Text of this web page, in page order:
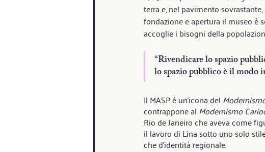
terra e, nel pavimento
fondazione e apertura il museo è
accoglie i bisogni della
“Rivendicare lo spazio
lo spazio pubblico è il modo
Il MASP è un’icona del
contrappone al Modernismo
Rio de Janeiro che aveva come
il lavoro di Lina sotto uno solo
che d'identità regionale.